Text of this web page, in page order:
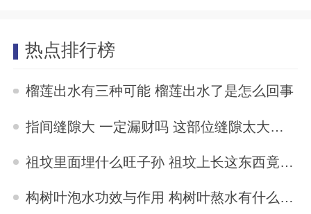
热点排行榜
榴莲出水有三种可能 榴莲出水了是怎么回事
2023-04-10
指间缝隙大 一定漏财吗 这部位缝隙太大的女人易漏财
2023-04-07
祖坟里面埋什么旺子孙 祖坟上长这东西竟能旺儿孙
2023-04-08
构树叶泡水功效与作用 构树叶熬水有什么功效